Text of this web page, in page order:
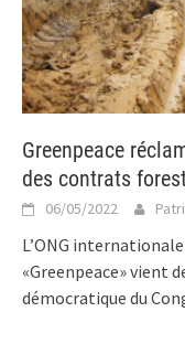
Greenpeace
des contrats
06/05/2022
L’ONG
«Greenpeace» vient
démocratique du